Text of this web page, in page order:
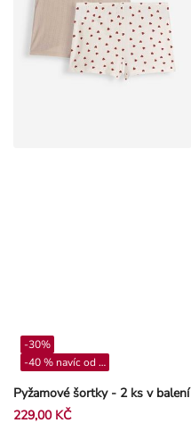
Pyžamové šortky - 2 ks v balení
-30%
-40 % navíc od 4**
229,00 KČ